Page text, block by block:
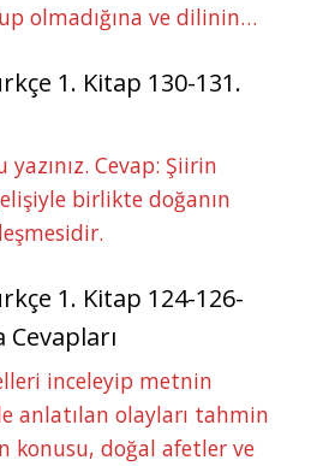
olmadığına ve dilinin…
1. Kitap 130-131.
Cevap: Şiirin
birlikte doğanın
1. Kitap 124-126-
Cevapları
inceleyip metnin
anlatılan olayları tahmin
konusu, doğal afetler ve